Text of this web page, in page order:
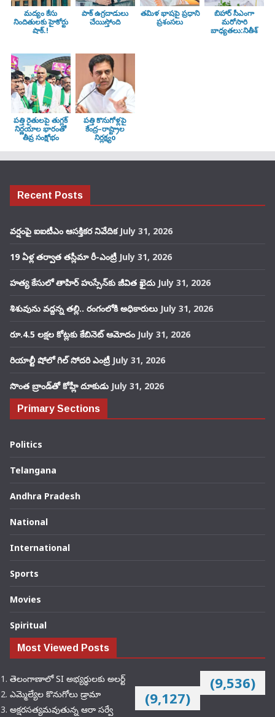
మద్యం కేసు
నిందితులకు హైకోర్టు
షాక్.!
పాక్ ఉగ్రదాడులు
చేయిస్తోంది
తమిళ భాషపై ప్రధాని
ప్రశంసలు
బిహార్ సీఎంగా
మరోసారి
బాధ్యతలు:నితీశ్
పత్తి రైతులపై తుగ్లక్‌
నిర్ణయాల భారంతో
తీవ్ర సంక్షోభం
పత్తి కొనుగోళ్లపై
కేంద్ర–రాష్ట్రాల
నిర్లక్ష్యo
Recent Posts
వర్షంపై ఐఐటీఎం ఆసక్తికర నివేదిక July 31, 2026
19 ఏళ్ల తర్వాత తస్లీమా రీ-ఎంట్రీ July 31, 2026
హత్య కేసులో తాహిర్ హుస్సేన్‌కు జీవిత ఖైదు July 31, 2026
శిశువును వద్దన్న తల్లి.. రంగంలోకి అధికారులు July 31, 2026
రూ.4.5 లక్షల కోట్లకు కేబినెట్ ఆమోదం July 31, 2026
రియాల్టీ షోలో గిల్ సోదరి ఎంట్రీ July 31, 2026
సొంత బ్రాండ్‌తో కోహ్లీ దూకుడు July 31, 2026
Primary Sections
Politics
Telangana
Andhra Pradesh
National
International
Sports
Movies
Spiritual
Most Viewed Posts
తెలంగాణాలో SI అభ్యర్థులకు అలర్ట్ (9,536)
ఎమ్మెల్యేల కొనుగోలు డ్రామా (9,127)
అక్షరసత్యమవుతున్న ఆరా సర్వే